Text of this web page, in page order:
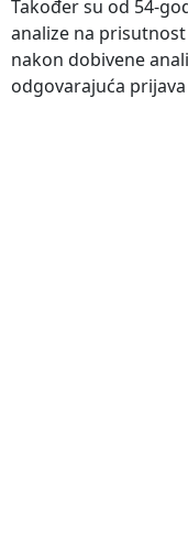
Također su od 54-
analize na
nakon dobivene
odgovarajuća